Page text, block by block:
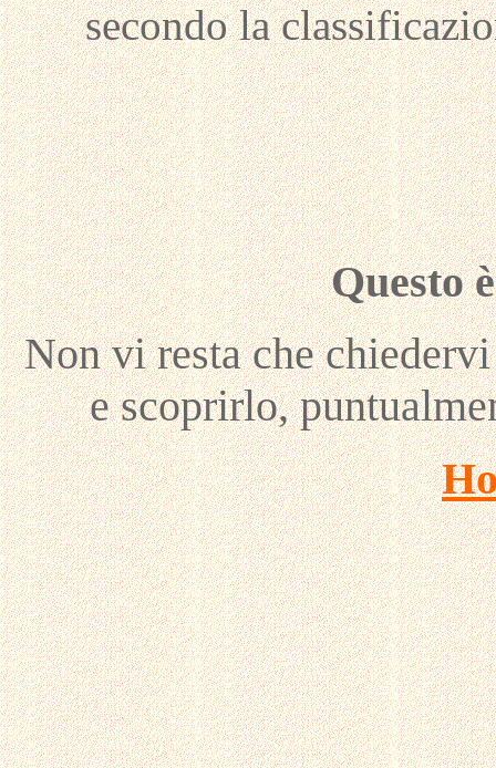
secondo la
Questo
Non vi resta che
e scoprirlo,